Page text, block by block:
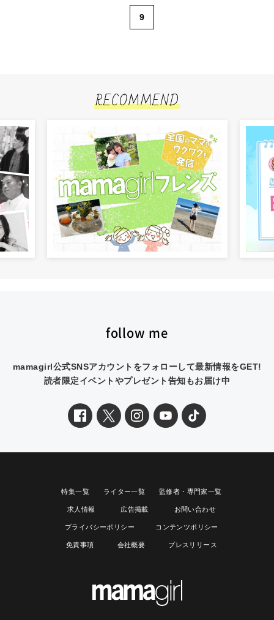
9
RECOMMEND
follow me
mamagirl公式SNSアカウントをフォローして最新情報をGET!
読者限定イベントやプレゼント告知もお届け中
特集一覧 ライター一覧 監修者・専門家一覧
求人情報 広告掲載 お問い合わせ
プライバシーポリシー コンテンツポリシー
免責事項 会社概要 プレスリリース